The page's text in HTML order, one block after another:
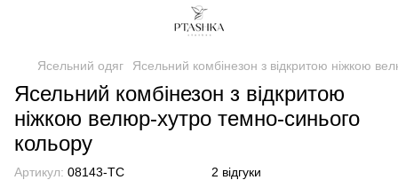
Ясельний одяг Ясельний комбінезон з відкритою ніжкою
Ясельний комбінезон з відкритою
ніжкою велюр-хутро темно-синього
кольору
Артикул: 08143-TC 2 відгуки